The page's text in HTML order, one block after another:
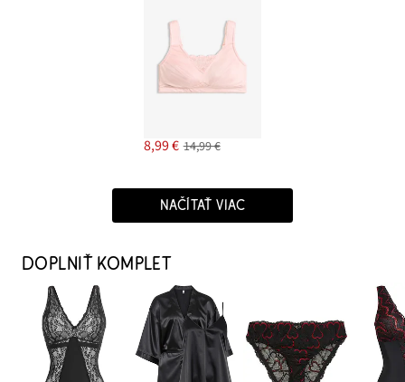
8,99 € 14,99 €
NAČÍTAŤ VIAC
DOPLNIŤ KOMPLET